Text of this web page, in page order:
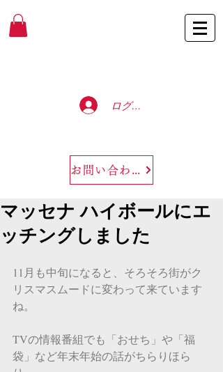
ログイン
お問い合わせ
マッセナ ハイボールにエ
ッチングしました
11月も中旬になると、そろそろ街がク
リスマスムードに変わって来ています
ね。
TVの情報番組でも「おせち」や「福
袋」など年末年始の話がちらりほら